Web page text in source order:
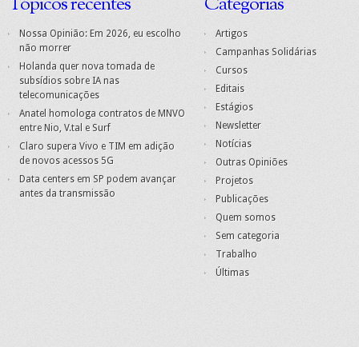
Nossa Opinião: Em 2026, eu escolho
não morrer
Holanda quer nova tomada de
subsídios sobre IA nas
telecomunicações
Anatel homologa contratos de MNVO
entre Nio, V.tal e Surf
Claro supera Vivo e TIM em adição
de novos acessos 5G
Data centers em SP podem avançar
antes da transmissão
Artigos
Campanhas Solidárias
Cursos
Editais
Estágios
Newsletter
Notícias
Outras Opiniões
Projetos
Publicações
Quem somos
Sem categoria
Trabalho
Últimas